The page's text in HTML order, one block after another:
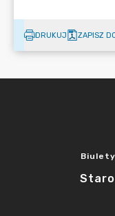
DRUKUJ ZAPISZ